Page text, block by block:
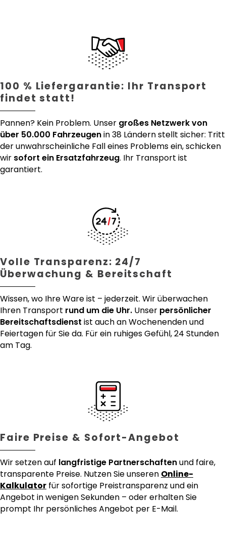
100 % Liefergarantie: Ihr Transport
findet statt!
Pannen? Kein Problem. Unser großes Netzwerk von
über 50.000 Fahrzeugenin 38 Ländern stellt sicher: Tritt
der unwahrscheinliche Fall eines Problems ein, schicken
wir sofort ein Ersatzfahrzeug. Ihr Transport ist
garantiert.
Volle Transparenz: 24/7
Überwachung & Bereitschaft
Wissen, wo Ihre Ware ist – jederzeit. Wir überwachen
Ihren Transport rund um die Uhr. Unser persönlicher
Bereitschaftsdienst ist auch an Wochenenden und
Feiertagen für Sie da. Für ein ruhiges Gefühl, 24 Stunden
am Tag.
Faire Preise & Sofort-Angebot
Wir setzen auf langfristige Partnerschaftenund faire,
transparente Preise. Nutzen Sie unseren Online-
Kalkulator für sofortige Preistransparenz und ein
Angebot in wenigen Sekunden – oder erhalten Sie
prompt Ihr persönliches Angebot per E-Mail.